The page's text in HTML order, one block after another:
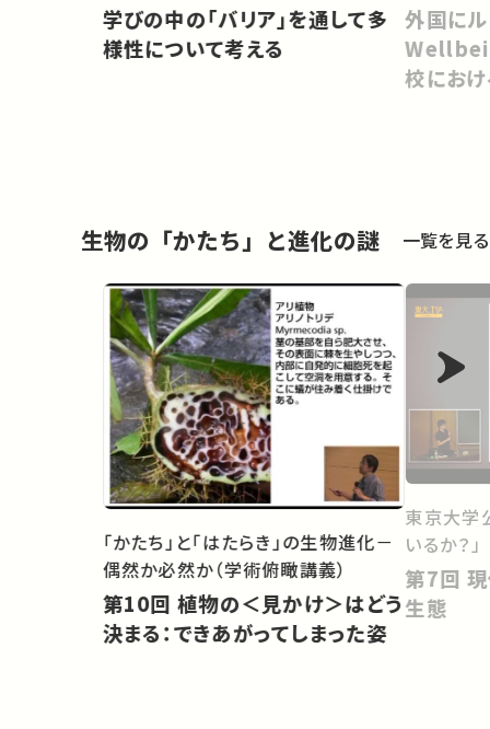
学びの中の「バリア」を通して多
様性について考える
外国に
校にお
生物の「かたち」と進化の謎 一覧を見る
「かたち」と「はたらき」の生物進化－
偶然か必然か（学術俯瞰講義）
第10回 植物の＜見かけ＞はどう
決まる：できあがってしまった姿
東京大学
いるか？」
第7回 現代社会に生きる人間の
生態